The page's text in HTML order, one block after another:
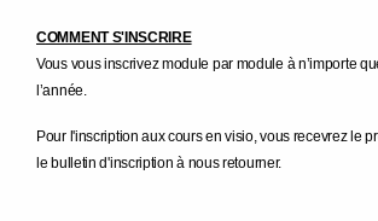
COMMENT S'INSCRIRE
Vous vous inscrivez module par module à n’importe
l’année.
Pour l'inscription aux cours en visio, vous recevrez le
le bulletin d'inscription à nous retourner.